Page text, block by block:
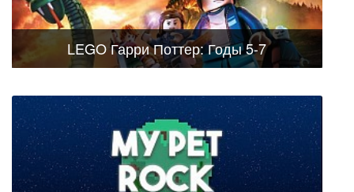
LEGO Гарри Поттер: Годы 5-7